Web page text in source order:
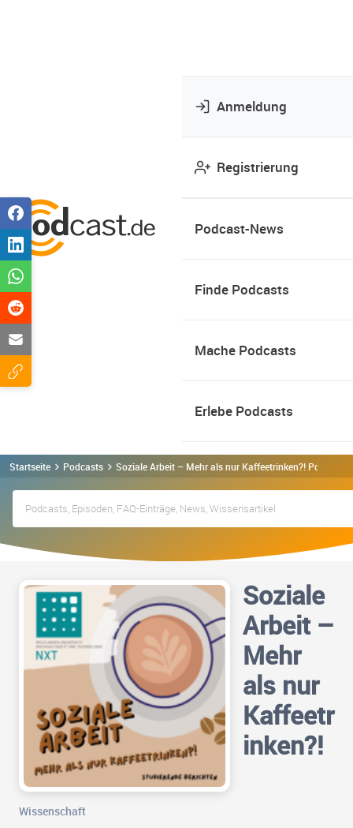
Anmeldung
Registrierung
Podcast-News
Finde Podcasts
Mache Podcasts
Erlebe Podcasts
Startseite Podcasts Soziale Arbeit – Mehr als nur Kaffeetrinken?! Podcast
Soziale
Arbeit –
Mehr
als nur
Kaffeetr
inken?!
Wissenschaft